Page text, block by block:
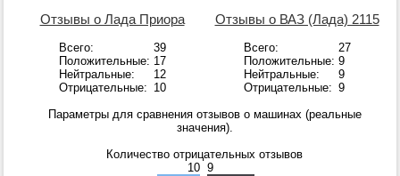
Отзывы о Лада Приора
Всего:
39
Положительные: 17
Нейтральные:
12
Отрицательные: 10
Отзывы о ВАЗ (Лада) 2115
Всего:
27
Положительные: 9
Нейтральные:
9
Отрицательные: 9
Параметры для сравнения отзывов о машинах (реальные
значения).
Количество отрицательных отзывов
10 9